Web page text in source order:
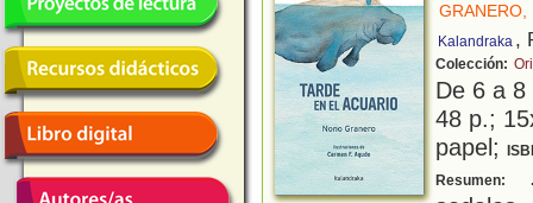
GRANERO,
Kalandraka ,
Colección:
De 6 a
48 p.;
papel;
Resumen: